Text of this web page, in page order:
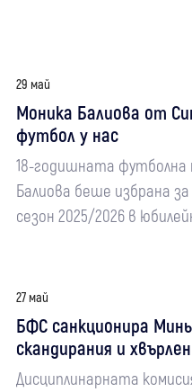
29 май
Моника Балиова от
футбол у нас
18-годишната
Балиова беше избрана
сезон 2025/2026 в
27 май
БФС санкционира
скандирания и
Дисциплинарната